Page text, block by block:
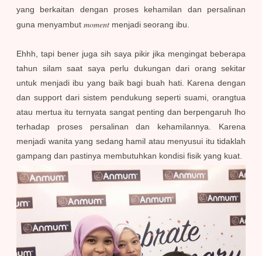
yang berkaitan dengan proses kehamilan dan persalinan
guna menyambut moment menjadi seorang ibu.
Ehhh, tapi bener juga sih saya pikir jika mengingat beberapa
tahun silam saat saya perlu dukungan dari orang sekitar
untuk menjadi ibu yang baik bagi buah hati. Karena dengan
dan support dari sistem pendukung seperti suami, orangtua
atau mertua itu ternyata sangat penting dan berpengaruh lho
terhadap proses persalinan dan kehamilannya. Karena
menjadi wanita yang sedang hamil atau menyusui itu tidaklah
gampang dan pastinya membutuhkan kondisi fisik yang kuat.